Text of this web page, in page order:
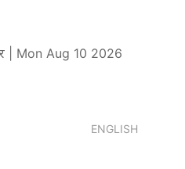
| Mon Aug 10 2026
ENGLISH